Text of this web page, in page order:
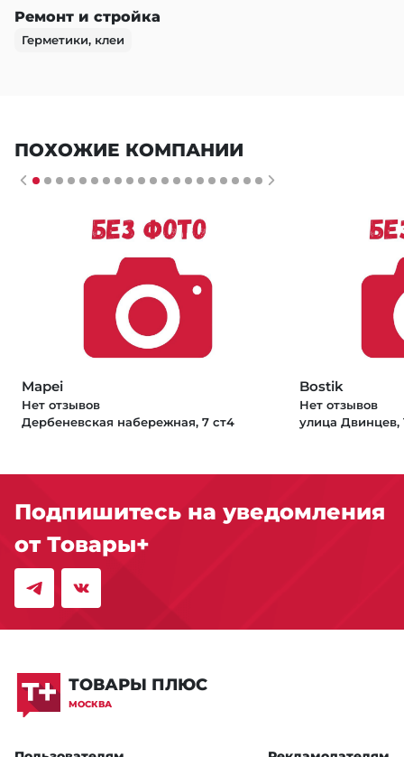
Ремонт и стройка
Герметики, клеи
ПОХОЖИЕ КОМПАНИИ
Mapei
Нет отзывов
Дербеневская набережная, 7 ст4
Bostik
Нет отзывов
улица Двинцев,
Подпишитесь на уведомления
от Товары+
ТОВАРЫ ПЛЮС
МОСКВА